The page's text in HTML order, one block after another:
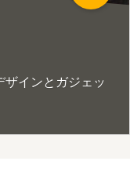
ザインとガジェッ